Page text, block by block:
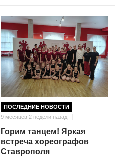
ПОСЛЕДНИЕ НОВОСТИ
9 месяцев 2 недели назад
Горим танцем! Яркая
встреча хореографов
Ставрополя